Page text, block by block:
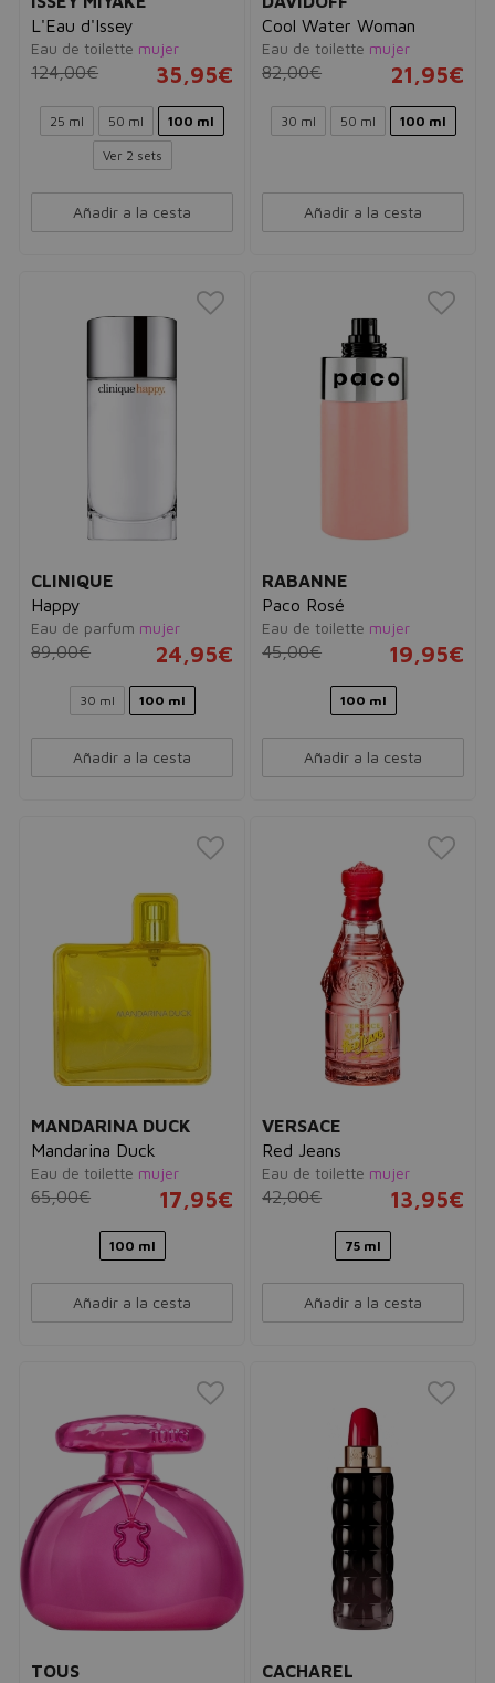
L'Eau d'Issey
Eau de toilette mujer
124,00€ 35,95€
25 ml 50 ml 100 ml
Ver 2 sets
Añadir a la cesta
Cool Water Woman
Eau de toilette mujer
82,00€ 21,95€
30 ml 50 ml 100 ml
Añadir a la cesta
CLINIQUE
Happy
Eau de parfum mujer
89,00€ 24,95€
30 ml 100 ml
Añadir a la cesta
RABANNE
Paco Rosé
Eau de toilette mujer
45,00€ 19,95€
100 ml
Añadir a la cesta
MANDARINA DUCK
Mandarina Duck
Eau de toilette mujer
65,00€ 17,95€
100 ml
Añadir a la cesta
VERSACE
Red Jeans
Eau de toilette mujer
42,00€ 13,95€
75 ml
Añadir a la cesta
TOUS
CACHAREL